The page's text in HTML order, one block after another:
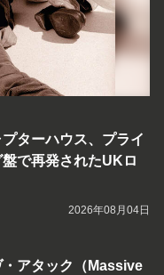
ターハウス、プライ
で再発されたUKロ
2026年08月04日
・アタック（Massive